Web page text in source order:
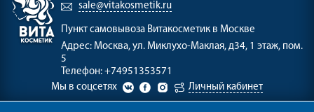
sale@vitakosmetik.ru
Пункт самовывоза Витакосметик в Москве
Адрес: Москва, ул. Миклухо-Маклая, д34, 1 этаж, пом.
5
Телефон: +74951353571
Мы в соцсетях
Личный кабинет